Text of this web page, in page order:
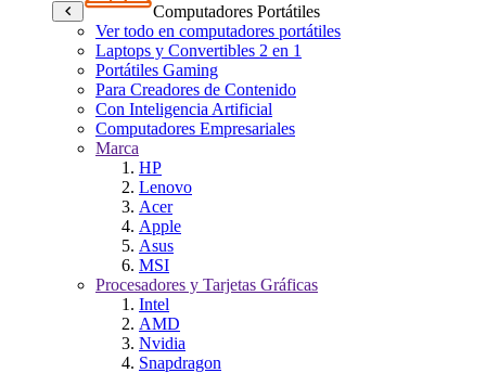
Computadores Portátiles
Ver todo en computadores portátiles
Laptops y Convertibles 2 en 1
Portátiles Gaming
Para Creadores de Contenido
Con Inteligencia Artificial
Computadores Empresariales
Marca
HP
Lenovo
Acer
Apple
Asus
MSI
Procesadores y Tarjetas Gráficas
Intel
AMD
Nvidia
Snapdragon